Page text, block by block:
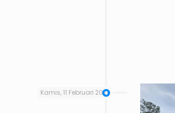
Kamis, 11 Februari 2021